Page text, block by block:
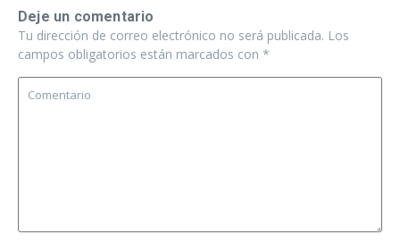
Deje un comentario
Tu dirección de correo electrónico no será publicada. Los
campos obligatorios están marcados con *